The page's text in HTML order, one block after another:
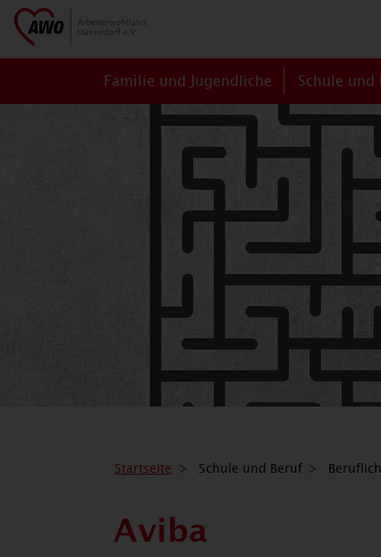
Familie und Jugendliche Schule und
Startseite Schule und Beruf
Aviba